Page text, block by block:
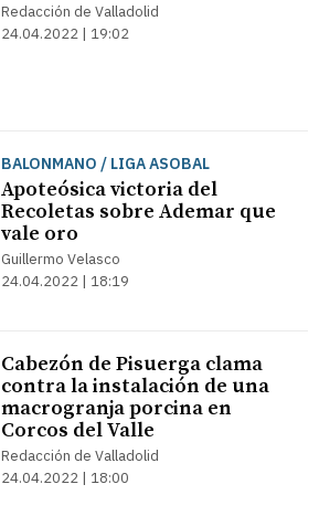
Redacción de Valladolid
24.04.2022 | 19:02
BALONMANO / LIGA ASOBAL
Apoteósica victoria del
Recoletas sobre Ademar que
vale oro
Guillermo Velasco
24.04.2022 | 18:19
Cabezón de Pisuerga clama
contra la instalación de una
macrogranja porcina en
Corcos del Valle
Redacción de Valladolid
24.04.2022 | 18:00